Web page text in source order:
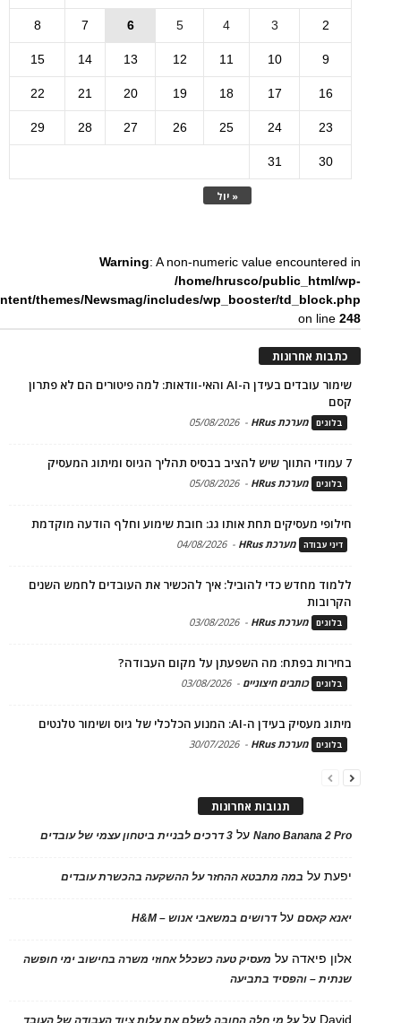
« יול
2
3
4
5
6
7
8
9
10
11
12
13
14
15
16
17
18
19
20
21
22
23
24
25
26
27
28
29
30
31
Warning: A non-numeric value encountered in
/home/hrusco/public_html/wp-
themes/Newsmag/includes/wp_booster/td_block.php
on line248
כתבות אחרונות
שימור עובדים בעידן ה-AI והאי-וודאות: למה פיטורים הם לא פתרון
קסם
בלוגים מערכת HRus -
05/08/2026
7 עמודי התווך שיש להציב בבסיס תהליך הגיוס ומיתוג המעסיק
בלוגים מערכת HRus -
05/08/2026
חילופי מעסיקים תחת אותו גג: חובת שימוע וחלף הודעה מוקדמת
דיני עבודה מערכת HRus -
04/08/2026
ללמוד מחדש כדי להוביל: איך להכשיר את העובדים לחמש השנים
הקרובות
בלוגים מערכת HRus -
03/08/2026
בחירות בפתח: מה השפעתן על מקום העבודה?
בלוגים כותבים חיצוניים -
03/08/2026
מיתוג מעסיק בעידן ה-AI: המנוע הכלכלי של גיוס ושימור טלנטים
בלוגים מערכת HRus -
30/07/2026
תגובות אחרונות
Nano Banana 2 Proעל 3 דרכים לבניית ביטחון עצמי של עובדים
יפעתעל במה מתבטא ההחזר על ההשקעה בהכשרת עובדים
יאנא קאסםעלדרושים במשאבי אנוש – H&M
אלון פיאדה על מעסיק טעה כשכלל אחוזי משרה בחישוב ימי חופשה
שנתית – והפסיד בתביעה
David על